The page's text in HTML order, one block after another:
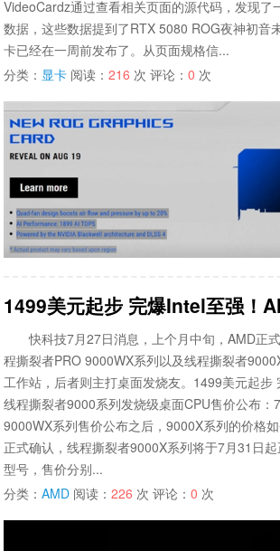
VideoCardz通过查看相关页面的源代码，发现了
数据，这些数据提到了RTX 5080 ROG夜神初音
卡已经在一周前发布了。从页面规格信...
分类： 显卡 阅读：216 次 评论：0 次
1499美元起步 完爆Intel至强！
快科技7月27日消息，上个月中旬，AMD正
程撕裂者PRO 9000WX系列以及线程撕裂者
工作站，后者则主打桌面发烧友。1499美元起步
线程撕裂者9000系列发烧级桌面CPU售价公布：
9000WX系列售价公布之后，9000X系列的价格
正式确认，线程撕裂者9000X系列将于7月31日
型号，售价分别...
分类：AMD 阅读：226 次 评论：0 次